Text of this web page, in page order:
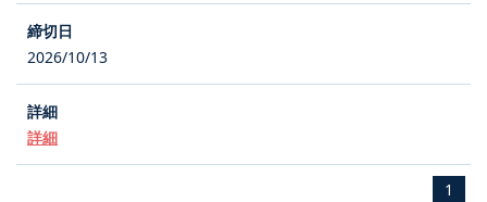
2026/10/13
詳細
1